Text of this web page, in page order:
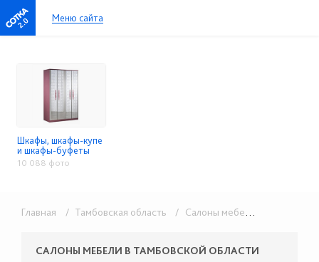
2.0 Меню сайта
Шкафы, шкафы-купе
и шкафы-буфеты
10 088 фото
Главная / Тамбовская область / Салоны мебели
САЛОНЫ МЕБЕЛИ В ТАМБОВСКОЙ ОБЛАСТИ